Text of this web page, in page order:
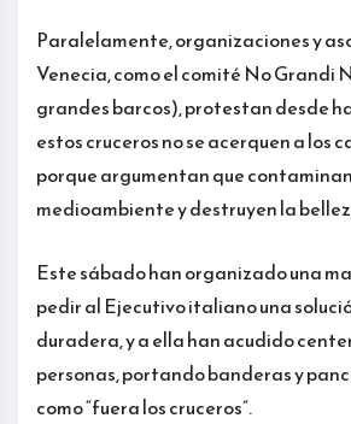
Paralelamente, organizaciones y
Venecia, como el comité No Grandi
grandes barcos), protestan desde
estos cruceros no se acerquen a los
porque argumentan que
medioambiente y destruyen la
Este sábado han organizado una
pedir al Ejecutivo italiano una
duradera, y a ella han acudido
personas, portando banderas y
como “fuera los cruceros”.